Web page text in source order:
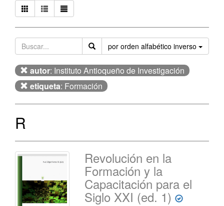
por orden alfabético inverso
autor: Instituto Antioqueño de Investigación
etiqueta: Formación
R
Revolución en la
Formación y la
Capacitación para el
Siglo XXI (ed. 1)